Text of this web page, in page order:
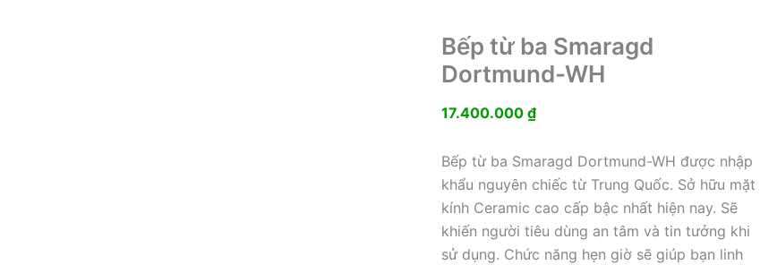
Bếp từ ba Smaragd
Dortmund-WH
17.400.000 ₫
Bếp từ ba Smaragd Dortmund-WH được nhập
khẩu nguyên chiếc từ Trung Quốc. Sở hữu mặt
kính Ceramic cao cấp bậc nhất hiện nay. Sẽ
khiến người tiêu dùng an tâm và tin tưởng khi
sử dụng. Chức năng hẹn giờ sẽ giúp bạn linh